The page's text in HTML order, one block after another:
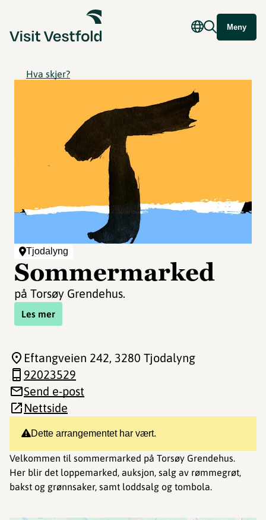
Meny
Hva skjer?
Tjodalyng
Sommermarked
på Torsøy Grendehus.
Les mer
Dette arrangementet har vært.
Velkommen til sommermarked på Torsøy Grendehus.
Her blir det loppemarked, auksjon, salg av rømmegrøt,
bakst og grønnsaker, samt loddsalg og tombola.
Eftangveien 242, 3280 Tjodalyng
92023529
Send e-post
Nettside